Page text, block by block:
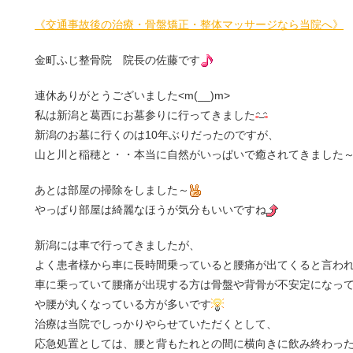
《交通事故後の治療・骨盤矯正・整体マッサージなら当院へ》
金町ふじ整骨院 院長の佐藤です
連休ありがとうございました<m(__)m>
私は新潟と葛西にお墓参りに行ってきました
新潟のお墓に行くのは10年ぶりだったのですが、
山と川と稲穂と・・本当に自然がいっぱいで癒されてきました
あとは部屋の掃除をしました～
やっぱり部屋は綺麗なほうが気分もいいですね
新潟には車で行ってきましたが、
よく患者様から車に長時間乗っていると腰痛が出てくると言わ
車に乗っていて腰痛が出現する方は骨盤や背骨が不安定になっ
や腰が丸くなっている方が多いです
治療は当院でしっかりやらせていただくとして、
応急処置としては、腰と背もたれとの間に横向きに飲み終わっ